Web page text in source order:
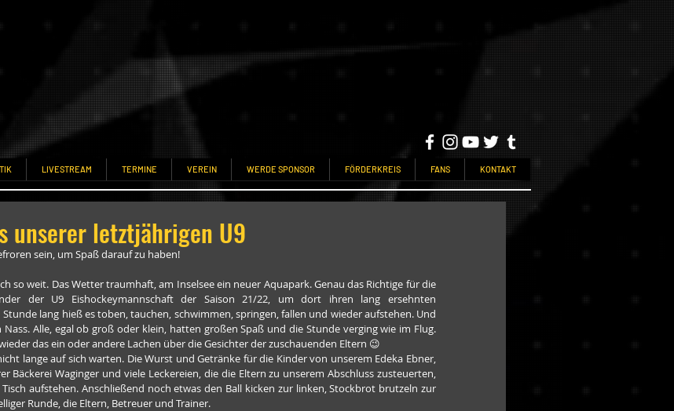
LIVESTREAM TERMINE VEREIN WERDE SPONSOR FÖRDERKREIS FANS KONTAKT
unserer letztjährigen U9
sein, um Spaß darauf zu haben!
so weit. Das Wetter traumhaft, am Inselsee ein neuer Aquapark. Genau das Richtige für die
der U9 Eishockeymannschaft der Saison 21/22, um dort ihren lang ersehnten
Stunde lang hieß es toben, tauchen, schwimmen, springen, fallen und wieder aufstehen. Und
Alle, egal ob groß oder klein, hatten großen Spaß und die Stunde verging wie im Flug.
das ein oder andere Lachen über die Gesichter der zuschauenden Eltern 😉
lange auf sich warten. Die Wurst und Getränke für die Kinder von unserem Edeka Ebner,
Bäckerei Waginger und viele Leckereien, die die Eltern zu unserem Abschluss zusteuerten,
aufstehen. Anschließend noch etwas den Ball kicken zur linken, Stockbrot brutzeln zur
Runde, die Eltern, Betreuer und Trainer.